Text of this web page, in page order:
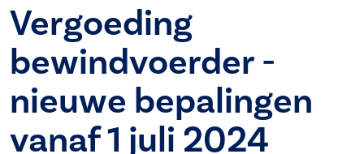
Vergoeding
bewindvoerder -
nieuwe bepalingen
vanaf 1 juli 2024